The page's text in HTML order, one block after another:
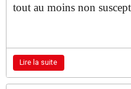
tout au moins non
Lire la suite